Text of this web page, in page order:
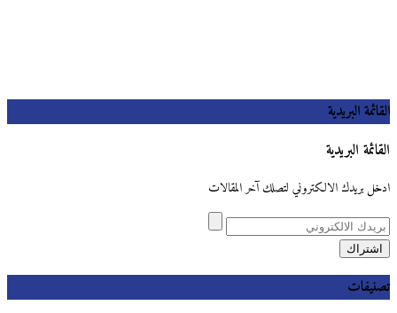
القائمة البريدية
القائمة البريدية
ادخل بريدك الالكتروني لتصلك آخر المقالات
تصنيفات